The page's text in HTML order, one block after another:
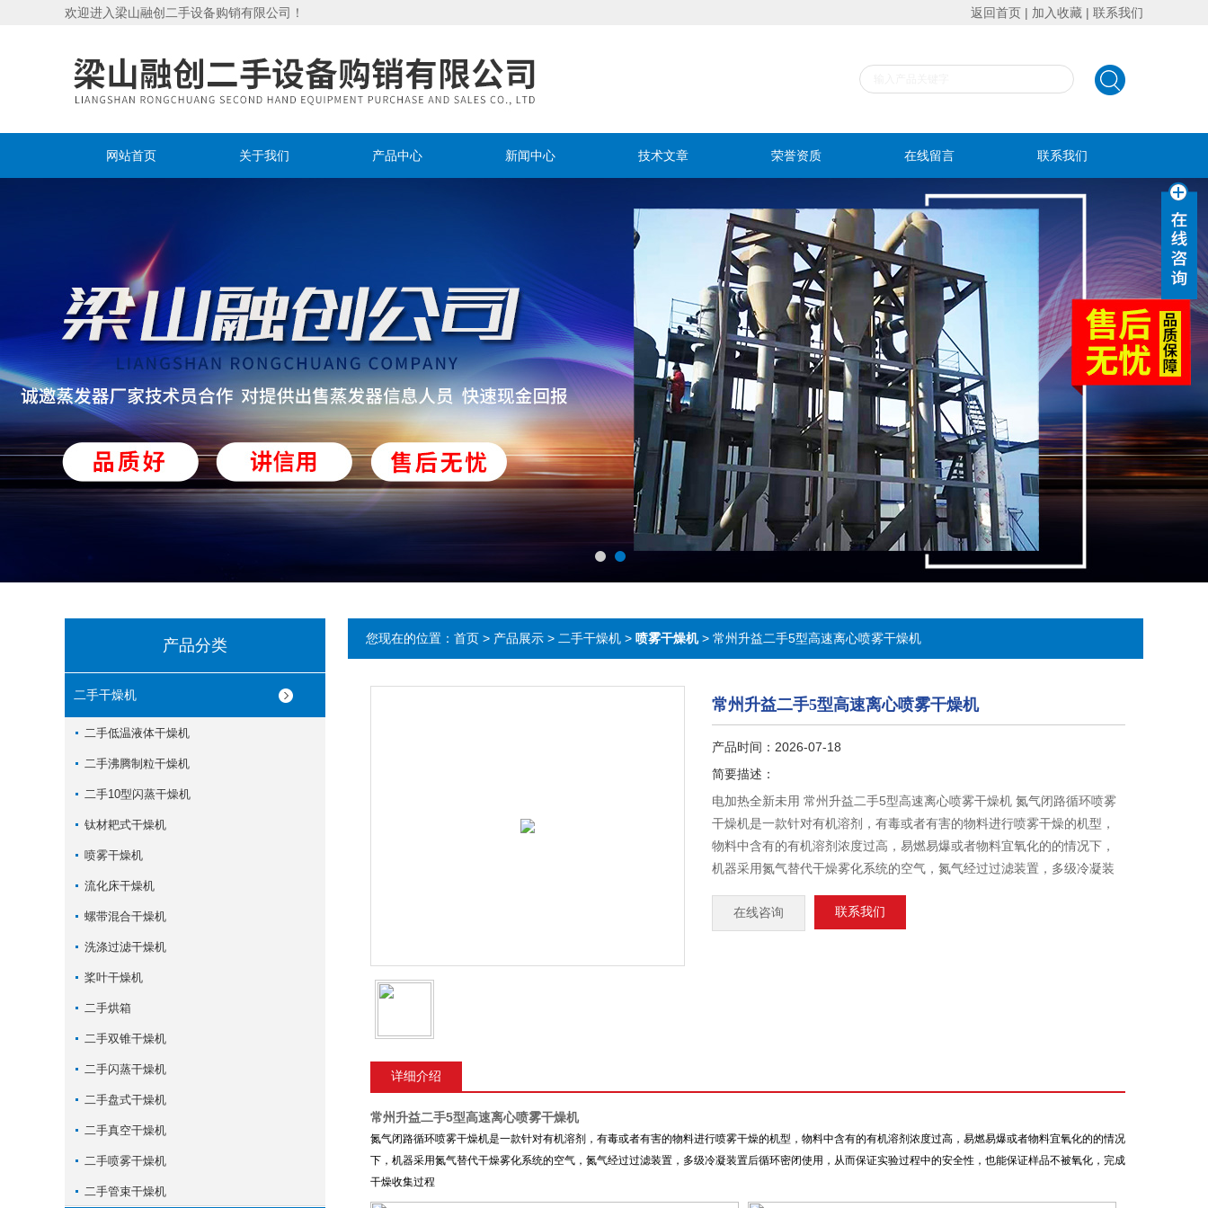
欢迎进入梁山融创二手设备购销有限公司！ 返回首页 | 加入收藏 | 联系我们
网站首页 关于我们 产品中心 新闻中心 技术文章 荣誉资质 在线留言 联系我们
产品分类
二手干燥机
二手低温液体干燥机
二手沸腾制粒干燥机
二手10型闪蒸干燥机
钛材耙式干燥机
喷雾干燥机
流化床干燥机
螺带混合干燥机
洗涤过滤干燥机
桨叶干燥机
二手烘箱
二手双锥干燥机
二手闪蒸干燥机
二手盘式干燥机
二手真空干燥机
二手喷雾干燥机
二手管束干燥机
您现在的位置： 首页 > 产品展示 > 二手干燥机 > 喷雾干燥机> 常州升益二手5型高速离心喷雾干燥机
常州升益二手5型高速离心喷雾干燥机
产品时间：2026-07-18
简要描述：
电加热全新未用 常州升益二手5型高速离心喷雾干燥机 氮气闭路循环喷雾
干燥机是一款针对有机溶剂，有毒或者有害的物料进行喷雾干燥的机型，
物料中含有的有机溶剂浓度过高，易燃易爆或者物料宜氧化的的情况下，
机器采用氮气替代干燥雾化系统的空气，氮气经过过滤装置，多级冷凝装
化，完成干燥收集过程
在线咨询 联系我们
详细介绍
常州升益二手5型高速离心喷雾干燥机
氮气闭路循环喷雾干燥机是一款针对有机溶剂，有毒或者有害的物料进行喷雾干燥的机型，物料中含有的有机溶剂浓度过高，易燃易爆或者物料宜氧化的的情况
下，机器采用氮气替代干燥雾化系统的空气，氮气经过过滤装置，多级冷凝装置后循环密闭使用，从而保证实验过程中的安全性，也能保证样品不被氧化，完成
干燥收集过程